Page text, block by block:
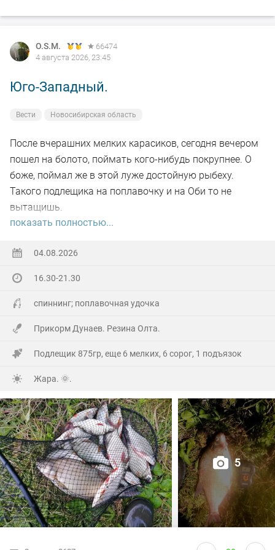
O.S.M.
66474
4 августа 2026, 23:45
Юго-Западный.
Вести Новосибирская область
После вчерашних мелких карасиков, сегодня вечером
пошел на болото, поймать кого-нибудь покрупнее. О
боже, поймал же в этой луже достойную рыбеху.
Такого подлещика на поплавочку и на Оби то не
вытащишь.
поймал.
На заказе еще покидал спиннинг. Поймал 8 наников.
Отпустил, и пошел домой.
показать полностью...
04.08.2026
16.30-21.30
спиннинг; поплавочная удочка
Прикорм Дунаев. Резина Олта.
Подлещик 875гр, еще 6 мелких, 6 сорог, 1 подъязок
Жара. 🌞.
5